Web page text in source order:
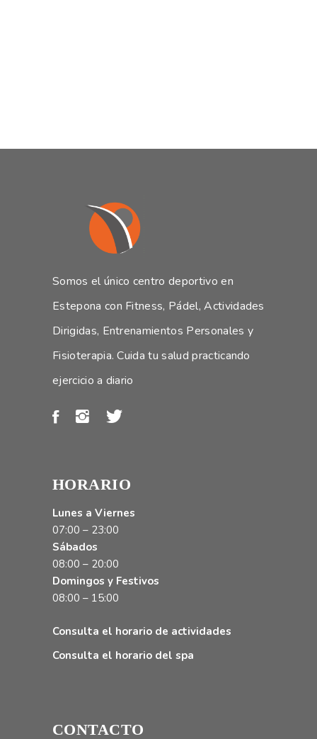
Somos el único centro deportivo en
Estepona con Fitness, Pádel, Actividades
Dirigidas, Entrenamientos Personales y
Fisioterapia. Cuida tu salud practicando
ejercicio a diario
HORARIO
Lunes a Viernes
07:00 – 23:00
Sábados
08:00 – 20:00
Domingos y Festivos
08:00 – 15:00
Consulta el horario de actividades
Consulta el horario del spa
CONTACTO